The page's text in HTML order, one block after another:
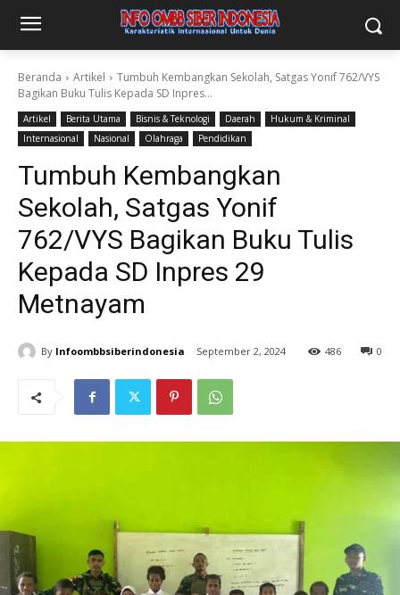
Beranda Artikel
Tumbuh Kembangkan Sekolah, Satgas Yonif 762/VYS
Bagikan Buku Tulis Kepada SD Inpres...
Artikel Berita Utama Bisnis & Teknologi Daerah
Hukum & Kriminal
Internasional
Nasional Olahraga Pendidikan
Tumbuh Kembangkan
Sekolah, Satgas Yonif
762/VYS Bagikan Buku Tulis
Kepada SD Inpres 29
Metnayam
By Infoombbsiberindonesia September 2, 2024 0
486